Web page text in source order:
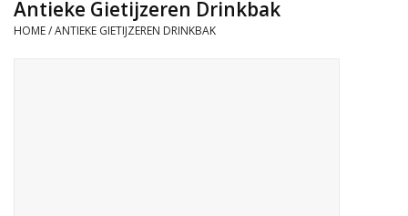
Antieke Gietijzeren Drinkbak
HOME/ANTIEKE GIETIJZEREN DRINKBAK